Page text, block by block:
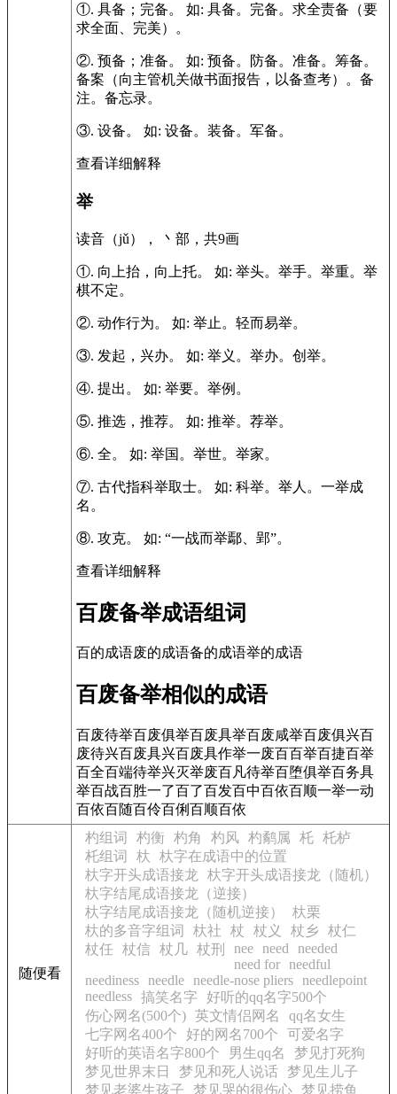
①. 具备；完备。 如: 具备。完备。求全责备（要
求全面、完美）。
②. 预备；准备。 如: 预备。防备。准备。筹备。
备案（向主管机关做书面报告，以备查考）。备
注。备忘录。
③. 设备。 如: 设备。装备。军备。
查看详细解释
举
读音（jǔ）， 丶部，共9画
①. 向上抬，向上托。 如: 举头。举手。举重。举
棋不定。
②. 动作行为。 如: 举止。轻而易举。
③. 发起，兴办。 如: 举义。举办。创举。
④. 提出。 如: 举要。举例。
⑤. 推选，推荐。 如: 推举。荐举。
⑥. 全。 如: 举国。举世。举家。
⑦. 古代指科举取士。 如: 科举。举人。一举成
名。
⑧. 攻克。 如: “一战而举鄢、郢”。
查看详细解释
百废备举成语组词
百的成语废的成语备的成语举的成语
百废备举相似的成语
百废待举百废俱举百废具举百废咸举百废俱兴百
废待兴百废具兴百废具作举一废百百举百捷百举
百全百端待举兴灭举废百凡待举百堕俱举百务具
举百战百胜一了百了百发百中百依百顺一举一动
百依百随百伶百俐百顺百依
随便看
杓组词 杓衡 杓角 杓风 杓鹬属 杔 杔栌
杔组词
杕
杕字在成语中的位置
杕字开头成语接龙
杕字开头成语接龙（随机）
杕字结尾成语接龙（逆接）
杕字结尾成语接龙（随机逆接）
杕栗
杕的多音字组词
杕社 杖 杖义 杖乡
杖仁
杖任 杖信 杖几 杖刑 nee need
needed
need for
needful
neediness
needle needle-nose pliers
needlepoint
needless 搞笑名字
好听的qq名字500个
伤心网名(500个) 英文情侣网名
qq名女生
七字网名400个
好的网名700个
可爱名字
好听的英语名字800个
男生qq名
梦见打死狗
梦见世界末日
梦见和死人说话
梦见生儿子
梦见老婆生孩子
梦见哭的很伤心 梦见捞鱼